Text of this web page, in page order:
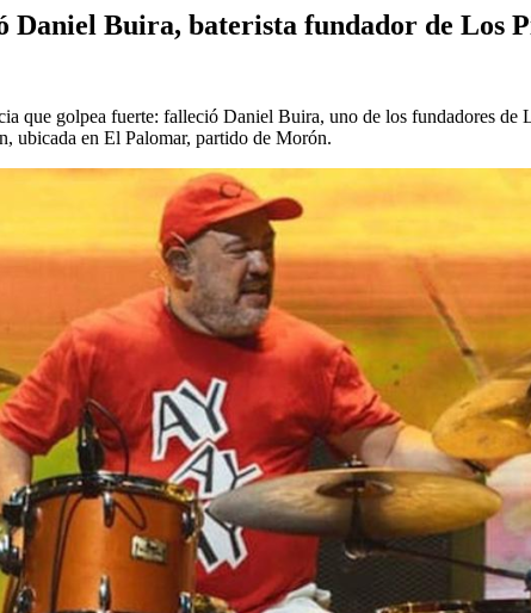
Buira, baterista fundador de Los
que golpea fuerte: falleció Daniel Buira, uno de los fundadores de
ubicada en El Palomar, partido de Morón.